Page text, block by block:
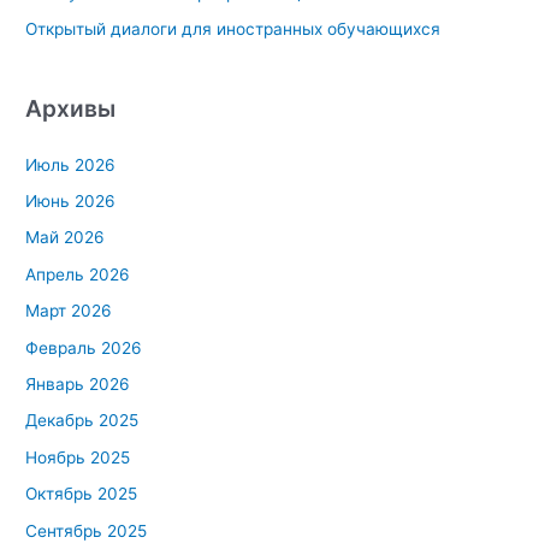
Открытый диалоги для иностранных обучающихся
Архивы
Июль 2026
Июнь 2026
Май 2026
Апрель 2026
Март 2026
Февраль 2026
Январь 2026
Декабрь 2025
Ноябрь 2025
Октябрь 2025
Сентябрь 2025